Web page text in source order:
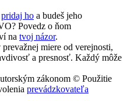
pridaj ho a budeš jeho
Povedz o ňom
na tvoj názor.
miere od verejnosti,
a presnosť. Každý môže
zákonom © Použitie
prevádzkovateľa